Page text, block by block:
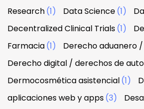
Research(1) Data Science(1)
Decentralized Clinical Trials(1)
Farmacia(1) Derecho aduanero
Derecho digital / derechos de
Dermocosmética asistencial(1)
aplicaciones web y apps(3)